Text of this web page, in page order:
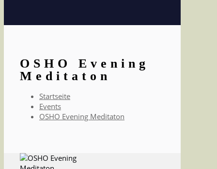
OSHO Evening
Meditaton
Startseite
Events
OSHO Evening Meditaton